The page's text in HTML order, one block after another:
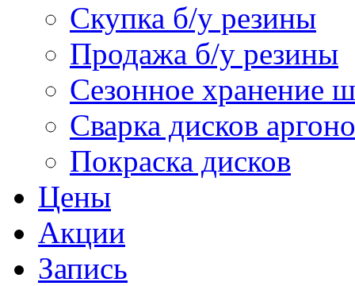
Скупка б/у резины
Продажа б/у резины
Сезонное хранение
Сварка дисков
Покраска дисков
Цены
Акции
Запись